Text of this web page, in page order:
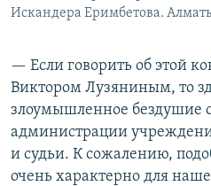
Искандера Еримбетова.
— Если говорить об этой
Виктором Лузяниным, то
злоумышленное бездушие
администрации
и судьи. К сожалению,
очень характерно для